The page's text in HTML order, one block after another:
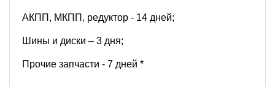
АКПП, МКПП, редуктор - 14 дней;
Шины и диски – 3 дня;
Прочие запчасти - 7 дней *